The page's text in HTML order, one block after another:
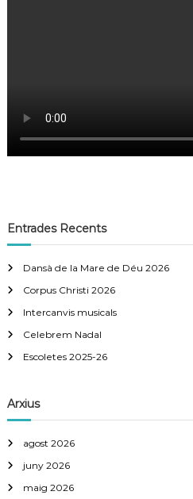
Entrades Recents
Dansà de la Mare de Déu 2026
Corpus Christi 2026
Intercanvis musicals
Celebrem Nadal
Escoletes 2025-26
Arxius
agost 2026
juny 2026
maig 2026